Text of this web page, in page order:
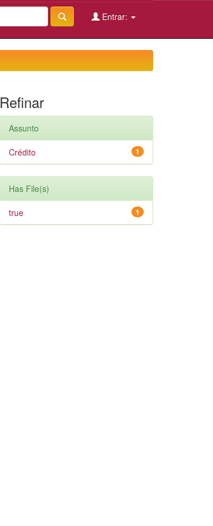
Entrar:
Refinar
Assunto
1
Crédito
Has File(s)
1
true